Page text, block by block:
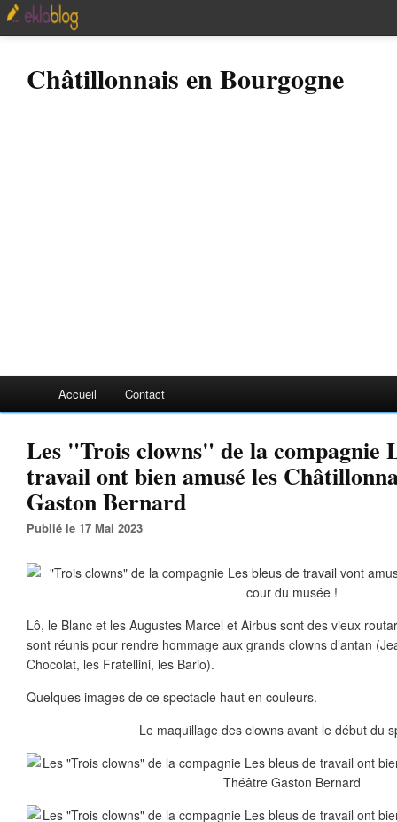
Châtillonnais en Bourgogne
Accueil Contact
Les "Trois clowns" de la compagnie
travail ont bien amusé les
Gaston Bernard
Publié le 17 Mai 2023
Lô, le Blanc et les Augustes Marcel et Airbus sont des vieux
sont réunis pour rendre hommage aux grands clowns d’antan
Chocolat, les Fratellini, les Bario).
Quelques images de ce spectacle haut en couleurs.
Le maquillage des clowns avant le début du